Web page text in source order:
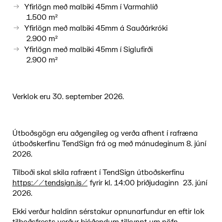
Yfirlögn með malbiki 45mm í Varmahlíð
1.500 m²
Yfirlögn með malbiki 45mm á Sauðárkróki
2.900 m²
Yfirlögn með malbiki 45mm í Siglufirði
2.900 m²
Verklok eru 30. september 2026.
Útboðsgögn eru aðgengileg og verða afhent í rafræna
útboðskerfinu TendSign frá og með mánudeginum 8. júní
2026.
Tilboði skal skila rafrænt í TendSign útboðskerfinu
https://tendsign.is/ fyrir kl. 14:00 þriðjudaginn 23. júní
2026.
Ekki verður haldinn sérstakur opnunarfundur en eftir lok